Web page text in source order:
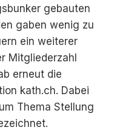
gebauten
gaben wenig zu
ein weiterer
Mitgliederzahl
erneut die
kath.ch. Dabei
Thema Stellung